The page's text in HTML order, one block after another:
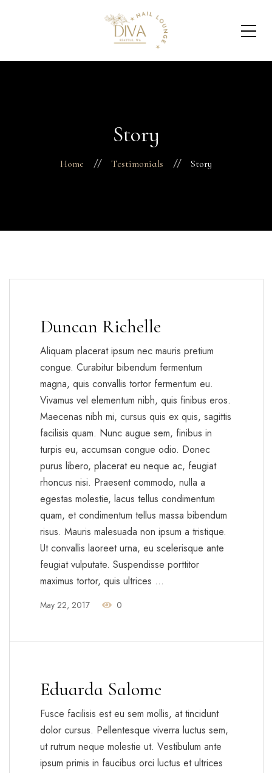
Story
Home Testimonials Story
Duncan Richelle
Aliquam placerat ipsum nec mauris pretium
congue. Curabitur bibendum fermentum
magna, quis convallis tortor fermentum eu.
Vivamus vel elementum nibh, quis finibus eros.
Maecenas nibh mi, cursus quis ex quis, sagittis
facilisis quam. Nunc augue sem, finibus in
turpis eu, accumsan congue odio. Donec
purus libero, placerat eu neque ac, feugiat
rhoncus nisi. Praesent commodo, nulla a
egestas molestie, lacus tellus condimentum
quam, et condimentum tellus massa bibendum
risus. Mauris malesuada non ipsum a tristique.
Ut convallis laoreet urna, eu scelerisque ante
feugiat vulputate. Suspendisse porttitor
maximus tortor, quis ultrices …
May 22, 2017 0
Eduarda Salome
Fusce facilisis est eu sem mollis, at tincidunt
dolor cursus. Pellentesque viverra luctus sem,
ut rutrum neque molestie ut. Vestibulum ante
ipsum primis in faucibus orci luctus et ultrices